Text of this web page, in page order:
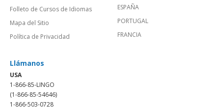
Folleto de Cursos de Idiomas
Mapa del Sitio
Política de Privacidad
ESPAÑA
PORTUGAL
FRANCIA
Llámanos
USA
1-866-85-LINGO
(1-866-85-54646)
1-866-503-0728